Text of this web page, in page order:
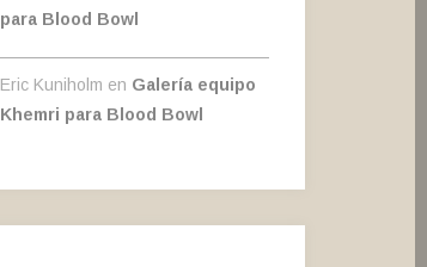
para Blood Bowl
Eric Kuniholm en Galería equipo
Khemri para Blood Bowl